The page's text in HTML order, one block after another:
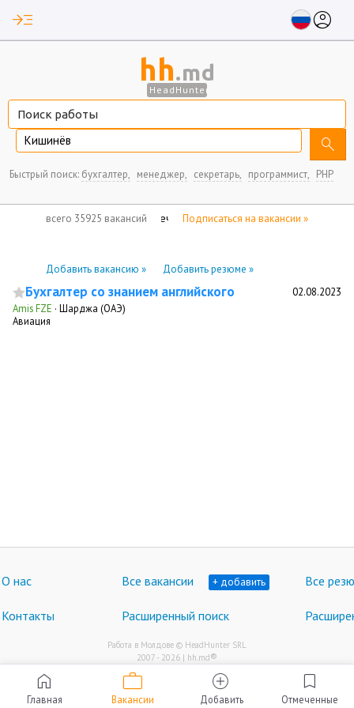
read_more account_circle
hh.md
HeadHunter
Кишинёв search
Быстрый поиск: бухгалтер, менеджер, секретарь, программист, PHP
всего 35925 вакансий Подписаться на вакансии »
нет отмеченных вакансий
Добавить вакансию » Добавить резюме »
Бухгалтер со знанием английского 02.08.2023
Amis FZE · Шарджа (ОАЭ)
Авиация
home
Главная
work
Вакансии
add_circle
Добавить
bookmark
Отмеченные
О нас Все вакансии + добавить Все
Контакты Расширенный поиск
Работа в Молдове © HeadHunter SRL
2007 - 2026 | hh.md®